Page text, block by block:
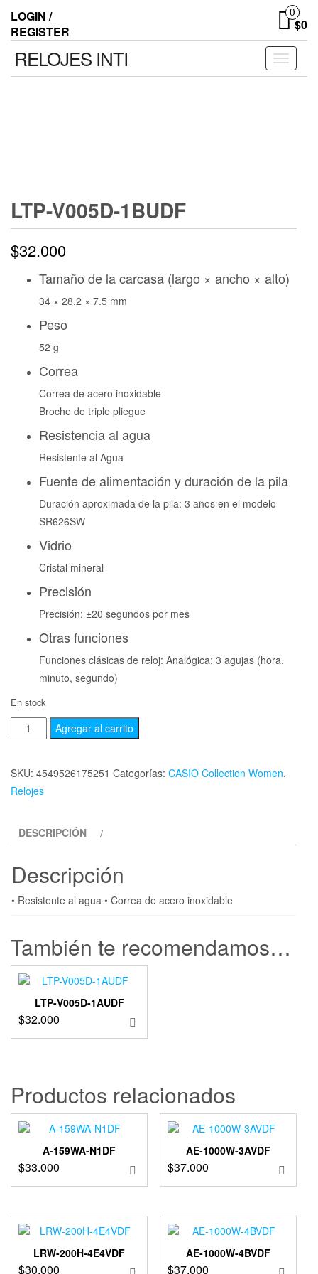
LOGIN /
REGISTER
0
$0
Toggle
RELOJES INTI
LTP-V005D-1BUDF
$32.000
Tamaño de la carcasa (largo × ancho × alto)
34 × 28.2 × 7.5 mm
Peso
52 g
Correa
Correa de acero inoxidable
Broche de triple pliegue
Resistencia al agua
Resistente al Agua
Fuente de alimentación y duración de la pila
Duración aproximada de la pila: 3 años en el modelo
SR626SW
Vidrio
Cristal mineral
Precisión
Precisión: ±20 segundos por mes
Otras funciones
Funciones clásicas de reloj: Analógica: 3 agujas (hora,
minuto, segundo)
En stock
Agregar al carrito
SKU: 4549526175251 Categorías: CASIO Collection Women,
Relojes
DESCRIPCIÓN
Descripción
• Resistente al agua • Correa de acero inoxidable
También te recomendamos…
LTP-V005D-1AUDF
$32.000
Productos relacionados
A-159WA-N1DF
$33.000
AE-1000W-3AVDF
$37.000
LRW-200H-4E4VDF
$30.000
AE-1000W-4BVDF
$37.000